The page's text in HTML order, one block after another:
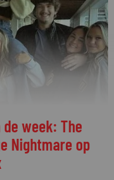
week: The
Nightmare op